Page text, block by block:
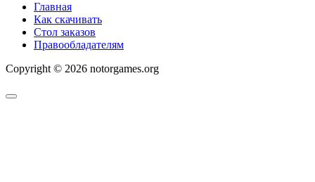
Главная
Как скачивать
Стол заказов
Правообладателям
Copyright © 2026 notorgames.org
Scroll